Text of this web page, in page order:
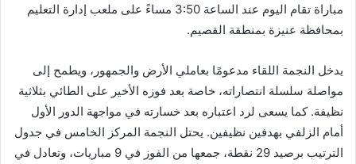
مباراة تقام اليوم عند الساعة 3:50 مساءً على ملعب إدارة التعليم
بمحافظة عنيزة بمنطقة القصيم.
يدخل النجمة اللقاء مدعومًا بعاملي الأرض والجمهور، ويطمح إلى
مواصلة سلسلة انتصاراته، خاصة بعد فوزه الأخير على الطائي بثلاثية
نظيفة. كما يسعى لرد اعتباره بعد خسارته في مواجهة الدور الأول
أمام الزلفي بهدفين نظيفين. يحتل النجمة المركز الخامس في جدول
الترتيب برصيد 29 نقطة، جمعها من الفوز في 9 مباريات، وتعادل في